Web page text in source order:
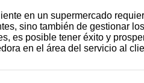
en un supermercado
sino también de gestionar
es posible tener éxito y
en el área del servicio al